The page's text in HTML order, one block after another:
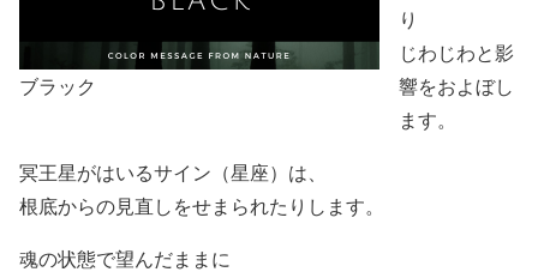
ブラック
り
じわじわと影
響をおよぼし
ます。
冥王星がはいるサイン（星座）は、
根底からの見直しをせまられたりします。
魂の状態で望んだままに